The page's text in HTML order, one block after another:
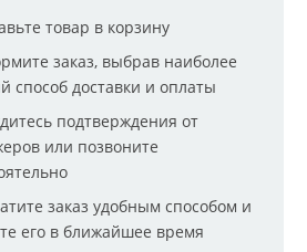
товар в корзину
заказ, выбрав наиболее
способ доставки и оплаты
подтверждения от
или позвоните
заказ удобным способом и
его в ближайшее время